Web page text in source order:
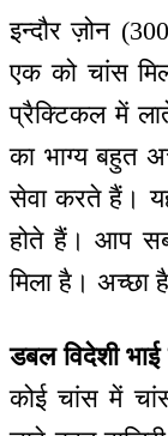
इन्दौर ज़ोन
एक को चांस
प्रैक्टिकल में
का भाग्य बहुत
सेवा करते हैं।
होते हैं। आप
मिला है। अच्छा
डबल विदेशी
कोई चांस में